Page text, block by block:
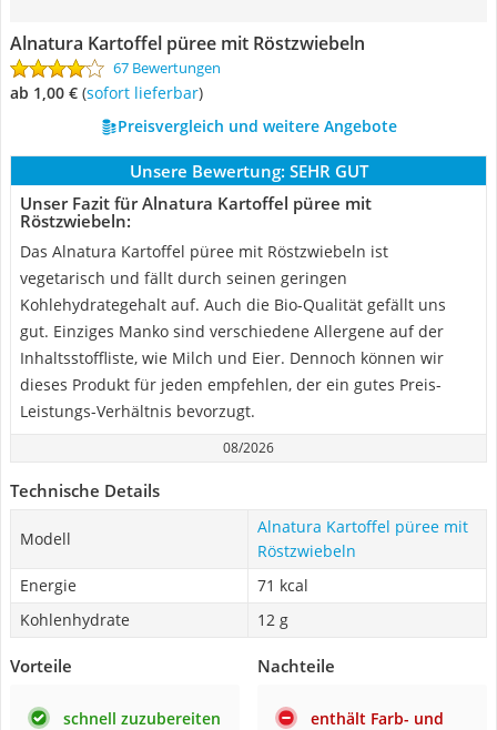
Alnatura Kartoffel püree mit Röstzwiebeln
67 Bewertungen
ab 1,00 € ( Sofort lieferbar)
Preisvergleich und weitere Angebote
Unsere Bewertung: SEHR GUT
Unser Fazit für Alnatura Kartoffel püree mit
Röstzwiebeln:
Das Alnatura Kartoffel püree mit Röstzwiebeln ist
vegetarisch und fällt durch seinen geringen
Kohlehydrategehalt auf. Auch die Bio-Qualität gefällt uns
gut. Einziges Manko sind verschiedene Allergene auf der
Inhaltsstoffliste, wie Milch und Eier. Dennoch können wir
dieses Produkt für jeden empfehlen, der ein gutes Preis-
Leistungs-Verhältnis bevorzugt.
08/2026
Technische Details
Modell
Alnatura Kartoffel püree mit
Röstzwiebeln
Energie
71 kcal
Kohlenhydrate
12 g
Vorteile
schnell zuzubereiten
Nachteile
enthält Farb- und